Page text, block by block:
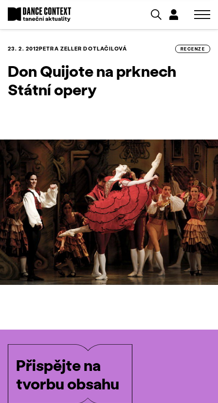
23. 2. 2012PETRA ZELLER DOTLAČILOVÁ RECENZE
Don Quijote na prknech
Státní opery
Přispějte na
tvorbu obsahu